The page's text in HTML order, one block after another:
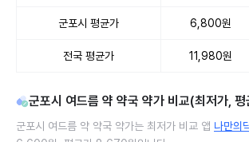
군포시 평균가 6,800원
전국 평균가 11,980원
군포시 여드름 약 약국 약가 비교(최저가, 평
군포시 여드름 약 약국 약가는 최저가 비교 앱 나만의